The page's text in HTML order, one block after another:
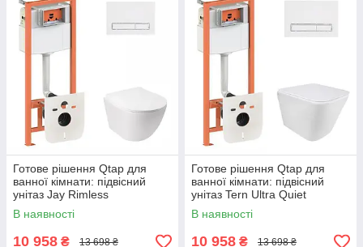
Готове рішення Qtap для
ванної кімнати: підвісний
унітаз Jay Rimless
520х360х320 + комплект
інсталяції Nest 4 в 1 (лінійна
клавіша
В наявності
10 958 ₴ 13 698 ₴
Готове рішення Qtap для
ванної кімнати: підвісний
унітаз Tern Ultra Quiet
490x365x325 + комплект
інсталяції Nest 4 в 1 (лінійна
В наявності
10 958 ₴ 13 698 ₴